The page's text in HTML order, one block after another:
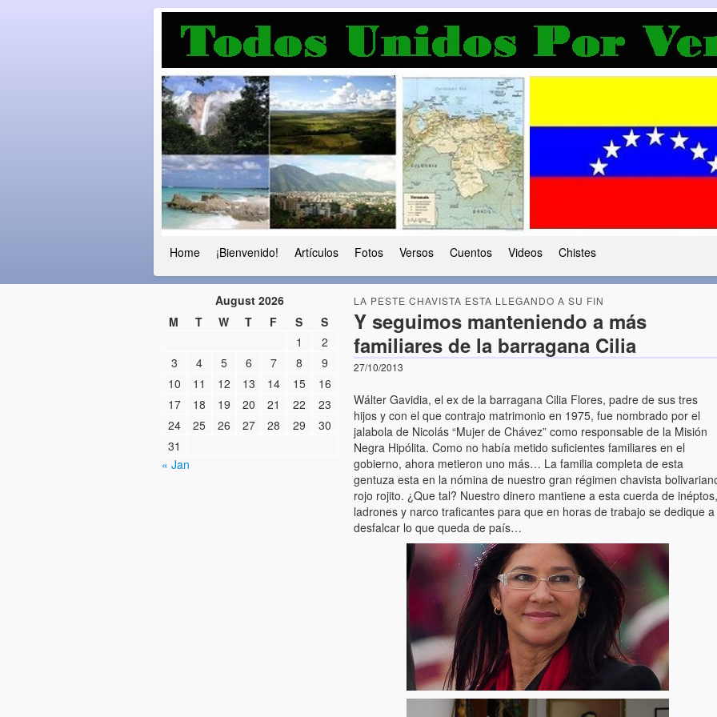
Luchando por la Democracia
Fuera el chavismo, la peor peste que le ha caido a esta tierra
Home ¡Bienvenido! Artículos Fotos Versos Cuentos Videos Chistes
LA PESTE CHAVISTA ESTA LLEGANDO A SU FIN
Y seguimos manteniendo a más
familiares de la barragana Cilia
27/10/2013
Wálter Gavidia, el ex de la barragana Cilia Flores, padre de sus tres
hijos y con el que contrajo matrimonio en 1975, fue nombrado por el
jalabola de Nicolás “Mujer de Chávez” como responsable de la Misión
Negra Hipólita. Como no había metido suficientes familiares en el
gobierno, ahora metieron uno más… La familia completa de esta
gentuza esta en la nómina de nuestro gran régimen chavista
rojo rojito. ¿Que tal? Nuestro dinero mantiene a esta cuerda de inéptos,
ladrones y narco traficantes para que en horas de trabajo se dedique a
desfalcar lo que queda de país…
August 2026
M
T W T F S
S
1
2
3
4 5 6 7 8
9
10
11 12 13 14 15
16
17
18 19 20 21 22
23
24
25 26 27 28 29
30
31
« Jan